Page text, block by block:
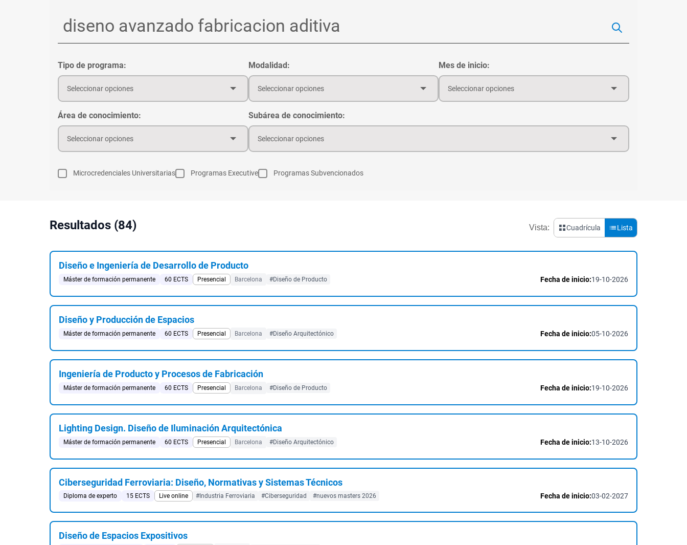
Tipo de programa:
Seleccionar opciones
Modalidad:
Seleccionar opciones
Mes de inicio:
Seleccionar opciones
Área de conocimiento:
Seleccionar opciones
Subárea de conocimiento:
Seleccionar opciones
Microcredenciales Universitarias Programas Executive Programas Subvencionados
Resultados (84) Vista: Cuadrícula Lista
Diseño e Ingeniería de Desarrollo de Producto
Máster de formación permanente 60 ECTS Presencial Barcelona #Diseño de Producto Fecha de inicio:19-10-2026
Diseño y Producción de Espacios
Máster de formación permanente 60 ECTS Presencial Barcelona #Diseño Arquitectónico Fecha de inicio:05-10-2026
Ingeniería de Producto y Procesos de Fabricación
Máster de formación permanente 60 ECTS Presencial Barcelona #Diseño de Producto Fecha de inicio:19-10-2026
Lighting Design. Diseño de Iluminación Arquitectónica
Máster de formación permanente 60 ECTS Presencial Barcelona #Diseño Arquitectónico Fecha de inicio:13-10-2026
Ciberseguridad Ferroviaria: Diseño, Normativas y Sistemas Técnicos
Diploma de experto 15 ECTS Live online #Industria Ferroviaria #Ciberseguridad #nuevos masters 2026 Fecha de inicio:03-02-2027
Diseño de Espacios Expositivos